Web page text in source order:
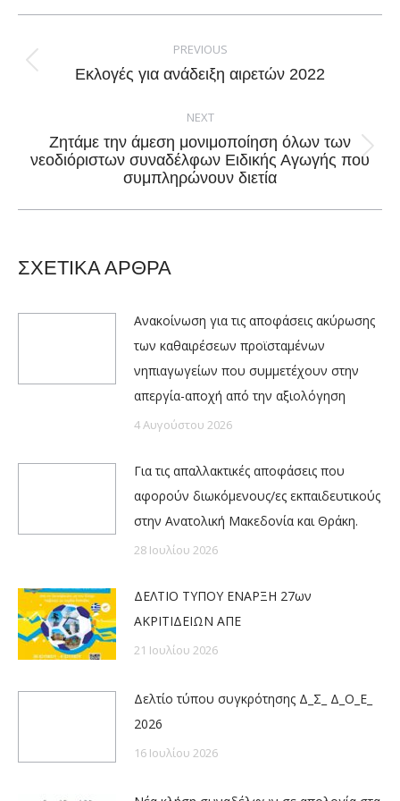
Facebook
X
PinterestLinkedIn
navigation
PREVIOUS
Previous
Εκλογές για ανάδειξη αιρετών 2022
NEXT
Next
post:
Ζητάμε την άμεση μονιμοποίηση όλων των
νεοδιόριστων συναδέλφων Ειδικής Αγωγής που
συμπληρώνουν διετία
ΣΧΕΤΙΚΑ ΑΡΘΡΑ
Ανακοίνωση για τις αποφάσεις ακύρωσης
των καθαιρέσεων προϊσταμένων
νηπιαγωγείων που συμμετέχουν στην
απεργία-αποχή από την αξιολόγηση
4 Αυγούστου 2026
Για τις απαλλακτικές αποφάσεις που
αφορούν διωκόμενους/ες εκπαιδευτικούς
στην Ανατολική Μακεδονία και Θράκη.
28 Ιουλίου 2026
ΔΕΛΤΙΟ ΤΥΠΟΥ ΕΝΑΡΞΗ 27ων
ΑΚΡΙΤΙΔΕΙΩΝ ΑΠΕ
21 Ιουλίου 2026
Δελτίο τύπου συγκρότησης Δ_Σ_ Δ_Ο_Ε_
2026
16 Ιουλίου 2026